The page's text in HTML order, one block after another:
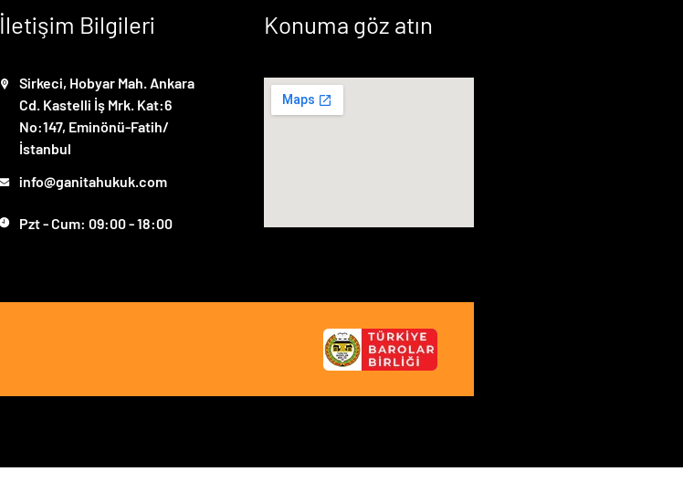
İletişim Bilgileri
Sirkeci, Hobyar Mah. Ankara
Cd. Kastelli İş Mrk. Kat:6
No:147, Eminönü-Fatih/
İstanbul
info@ganitahukuk.com
Pzt - Cum: 09:00 - 18:00
Konuma göz atın